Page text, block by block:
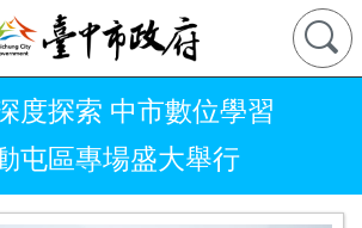
度探索 中市數位學習
屯區專場盛大舉行